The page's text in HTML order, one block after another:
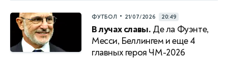
ФУТБОЛ • 21/07/2026 20:49
В лучах славы. Де ла Фуэнте,
Месси, Беллингем и еще 4
главных героя ЧМ-2026